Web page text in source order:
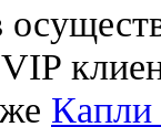
Капли